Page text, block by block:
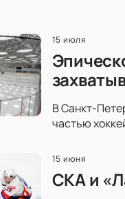
15 июля
В Санкт-
частью
15 июня
СКА и